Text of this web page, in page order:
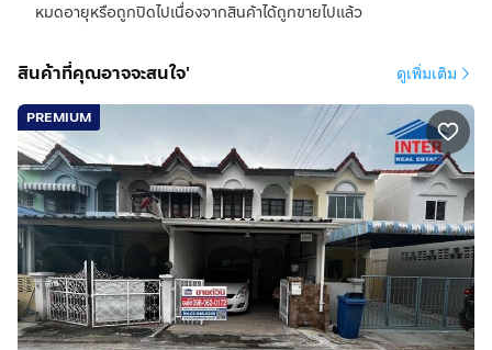
หมดอายุหรือถูกปิดไปเนื่องจากสินค้าได้ถูกขายไปแล้ว
สินค้าที่คุณอาจจะสนใจ' ดูเพิ่มเติม
PREMIUM